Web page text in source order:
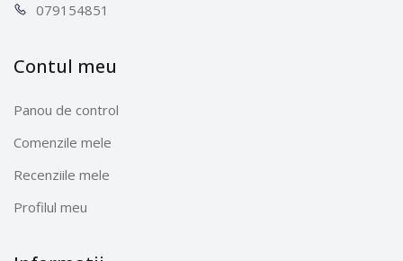
0791 54851
Contul meu
Panou de control
Comenzile mele
Recenziile mele
Profilul meu